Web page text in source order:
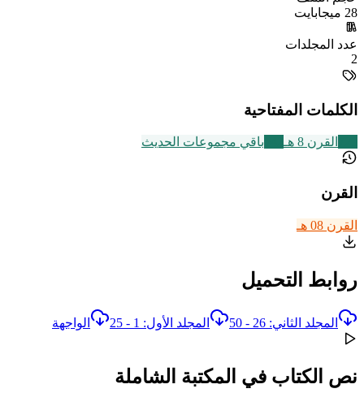
28 ميجابايت
عدد المجلدات
2
الكلمات المفتاحية
القرن 8 هـ باقي مجموعات الحديث
القرن
القرن 08 هـ
روابط التحميل
المجلد الثاني: 26 - 50 المجلد الأول: 1 - 25 الواجهة
نص الكتاب في المكتبة الشاملة